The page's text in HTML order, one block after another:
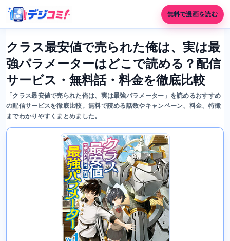
無料で漫画を読む
クラス最安値で売られた俺は、実は最
強パラメーターはどこで読める？配信
サービス・無料話・料金を徹底比較
「クラス最安値で売られた俺は、実は最強パラメーター」を読めるおすすめ
の配信サービスを徹底比較。無料で読める話数やキャンペーン、料金、特徴
までわかりやすくまとめました。